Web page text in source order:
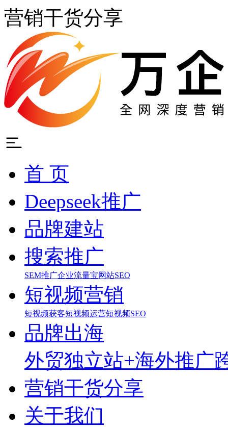
营销干货分享
首 页
Deepseek推广
品牌建站
搜索推广
SEM推广企业流量宝网站SEO
短视频营销
短视频获客短视频运营短视频SEO
品牌出海
外贸独立站+海外推广
营销干货分享
关于我们